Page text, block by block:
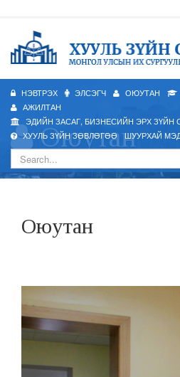
НЭВТРЭХ ЭЛСЭГЧ ОЮУТАН
АЖИЛТАН
ЭДИЙН ЗАСАГ, БИЗНЕСИЙН ЭРХ ЗҮЙН
ХУУЛЬ ЗҮЙН ЗӨВЛӨГӨӨ
ШУУРХАЙ
Оюутан
Оюутан